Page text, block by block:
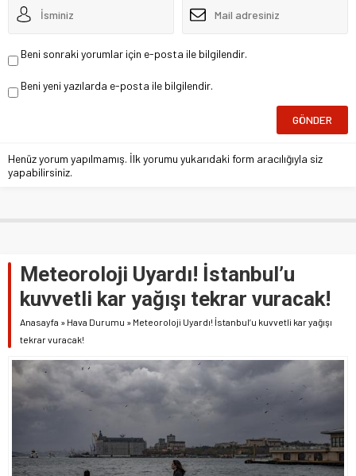
Beni sonraki yorumlar için e-posta ile bilgilendir.
Beni yeni yazılarda e-posta ile bilgilendir.
Henüz yorum yapılmamış. İlk yorumu yukarıdaki form aracılığıyla siz
yapabilirsiniz.
Meteoroloji Uyardı! İstanbul’u
kuvvetli kar yağışı tekrar vuracak!
Anasayfa » Hava Durumu » Meteoroloji Uyardı! İstanbul’u kuvvetli kar yağışı
tekrar vuracak!